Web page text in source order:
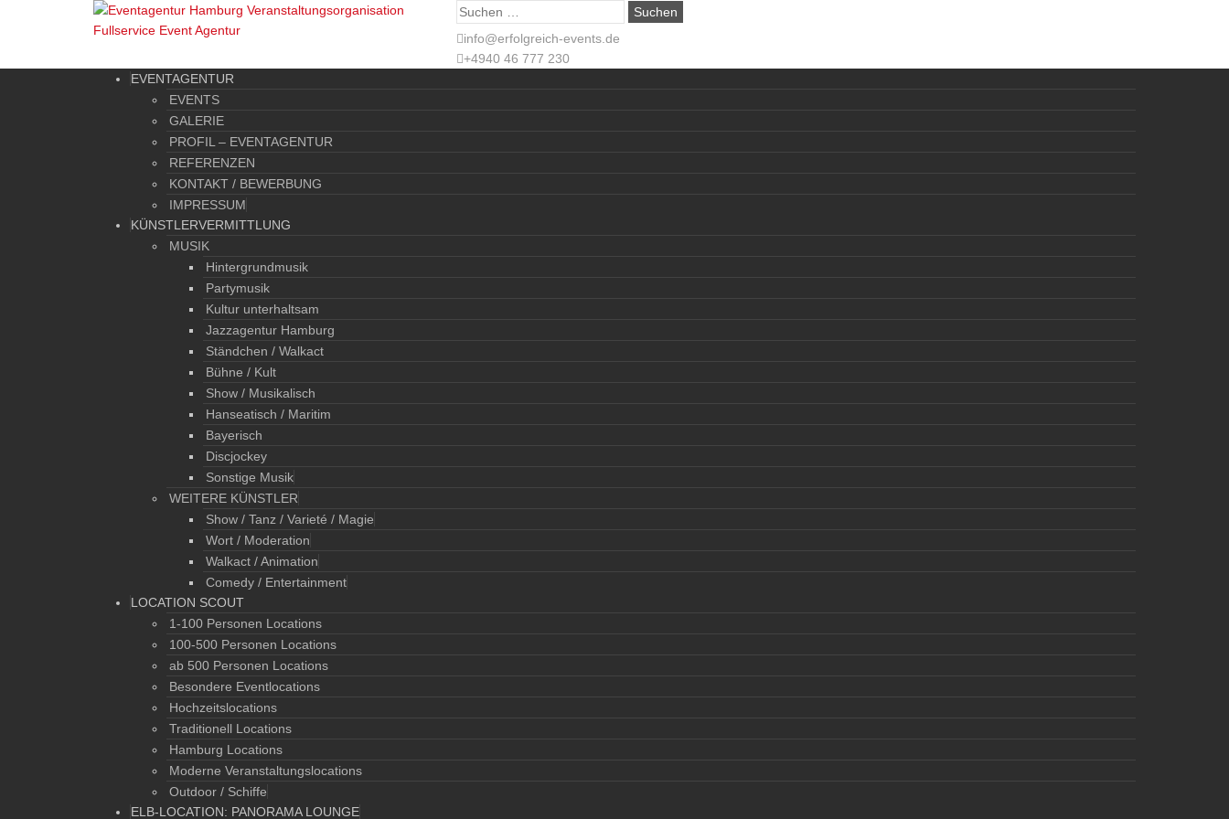
Suche
info@erfolgreich-events.de
+4940 46 777 230
EVENTAGENTUR
EVENTS
GALERIE
PROFIL – EVENTAGENTUR
REFERENZEN
KONTAKT / BEWERBUNG
IMPRESSUM
KÜNSTLERVERMITTLUNG
MUSIK
Hintergrundmusik
Partymusik
Kultur unterhaltsam
Jazzagentur Hamburg
Ständchen / Walkact
Bühne / Kult
Show / Musikalisch
Hanseatisch / Maritim
Bayerisch
Discjockey
Sonstige Musik
WEITERE KÜNSTLER
Show / Tanz / Varieté / Magie
Wort / Moderation
Walkact / Animation
Comedy / Entertainment
LOCATION SCOUT
1-100 Personen Locations
100-500 Personen Locations
ab 500 Personen Locations
Besondere Eventlocations
Hochzeitslocations
Traditionell Locations
Hamburg Locations
Moderne Veranstaltungslocations
Outdoor / Schiffe
ELB-LOCATION: PANORAMA LOUNGE